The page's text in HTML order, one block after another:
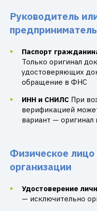
Руководитель
предприниматель
Паспорт
Только оригинал
удостоверяющих
обращение в ФНС
ИНН и СНИЛС При
верификацией
вариант — оригинал
Физическое
организации
Удостоверение
— исключительно